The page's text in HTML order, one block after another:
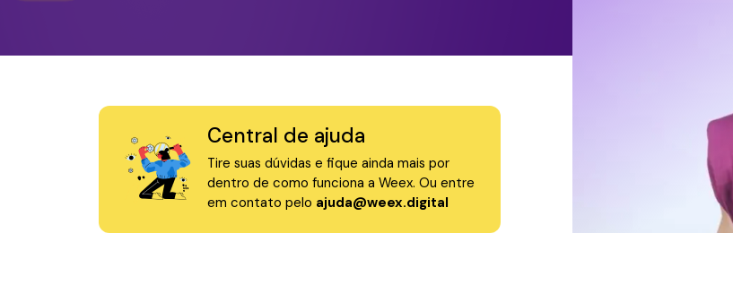
Central de ajuda
Tire suas dúvidas e fique ainda mais por
dentro de como funciona a Weex. Ou entre
em contato pelo ajuda@weex.digital